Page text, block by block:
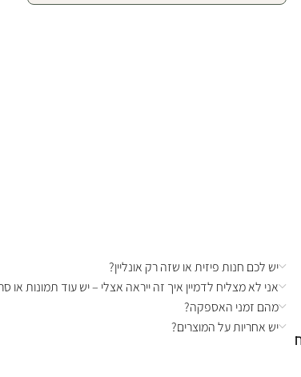
יש לכם חנות פיזית או שזה רק אונליין?
אני לא מצליח לדמיין איך זה ייראה אצלי – יש עוד תמונות או
מהם זמני האספקה?
יש אחריות על המוצרים?